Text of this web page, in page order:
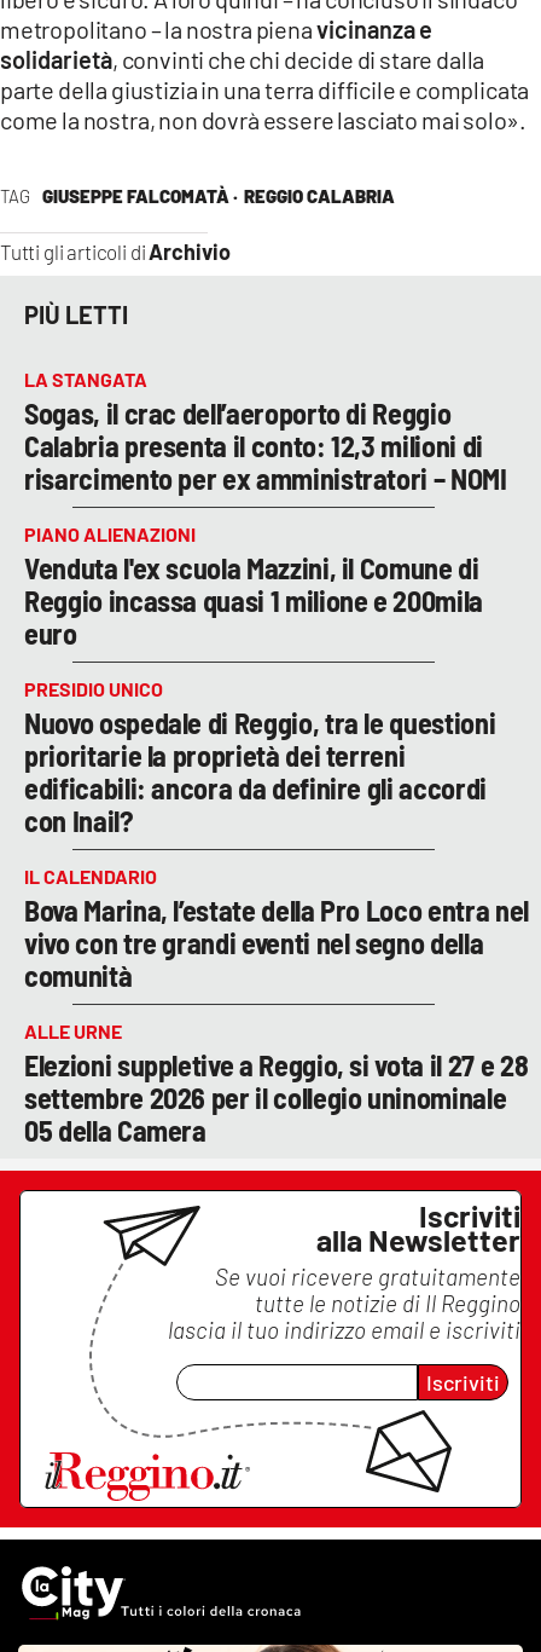
TAG GIUSEPPE FALCOMATÀ · REGGIO CALABRIA
Tutti gli articoli diArchivio
metropolitano – la nostra pienavicinanza e
solidarietà, convinti che chi decide di stare dalla
parte della giustizia in una terra difficile e complicata
come la nostra, non dovrà essere lasciato mai solo».
PIÙ LETTI
LA STANGATA
Sogas, il crac dell’aeroporto di Reggio
Calabria presenta il conto: 12,3 milioni di
risarcimento per ex amministratori – NOMI
PIANO ALIENAZIONI
Venduta l'ex scuola Mazzini, il Comune di
Reggio incassa quasi 1 milione e 200mila
euro
PRESIDIO UNICO
Nuovo ospedale di Reggio, tra le questioni
prioritarie la proprietà dei terreni
edificabili: ancora da definire gli accordi
con Inail?
IL CALENDARIO
Bova Marina, l’estate della Pro Loco entra nel
vivo con tre grandi eventi nel segno della
comunità
ALLE URNE
Elezioni suppletive a Reggio, si vota il 27 e 28
settembre 2026 per il collegio uninominale
05 della Camera
Iscriviti
alla Newsletter
Se vuoi ricevere gratuitamente
tutte le notizie di Il Reggino
lascia il tuo indirizzo email e iscriviti
Iscriviti